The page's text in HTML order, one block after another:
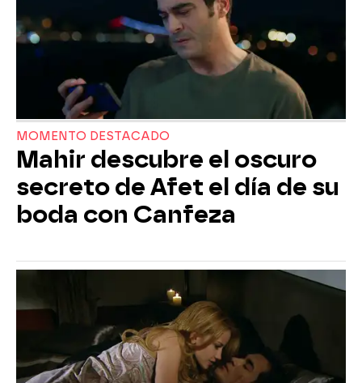
MOMENTO DESTACADO
Mahir descubre el oscuro
secreto de Afet el día de su
boda con Canfeza